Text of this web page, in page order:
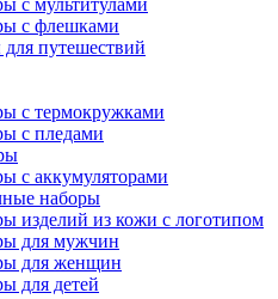
с флешками
путешествий
с термокружками
с пледами
с аккумуляторами
наборы
изделий из кожи с логотипом
для мужчин
для женщин
для детей